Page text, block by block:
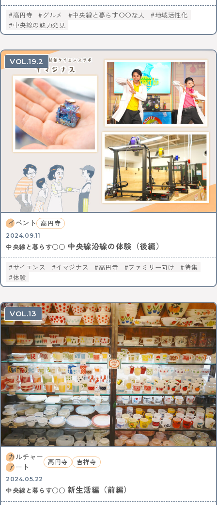
ノミノイチ
ソーセージ
定食
中央線と暮らす〇〇な人
企業
地域活性化
中央線の魅力発見
美術館
国分寺 西荻窪 パンまつり
桜
フォトスポット
街歩き
中央線ビールフェスティバル
吉祥寺 本
古本
絵本
コーヒー ヴィンテージ
骨董市
木工チャレンジ
ビール
グルメ
ビールフェスティバル
クラフトビール
カーブーツ
中央線コーヒーフェスティバル
レトロ
通信
はじまるしぇ
パン デザート ケーキ
ジャズ
音楽
阿佐谷 カレーなる戦い
中央線パンまつり
高円寺フェス
カレー NTT技術史料館
謎解き
ファミリー向け
ファミリーイベント
武蔵境
遊び
高円寺 NTT
全ての記事をみる
高円寺 グルメ 中央線と暮らす〇〇な人
地域活性化
中央線の魅力発見
19.2
イベント 高円寺
2024.09.11
中央線と暮らす○○ 中央線沿線の体験（後編）
サイエンス イマジナス 高円寺 ファミリー向け
特集
体験
13
カルチャー
アート
高円寺 吉祥寺
2024.05.22
中央線と暮らす○○ 新生活編（前編）